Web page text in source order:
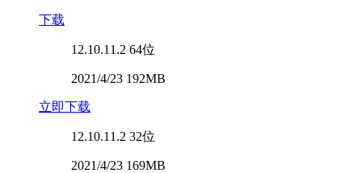
下载
12.10.11.2 64位
2021/4/23 192MB
立即下载
12.10.11.2 32位
2021/4/23 169MB